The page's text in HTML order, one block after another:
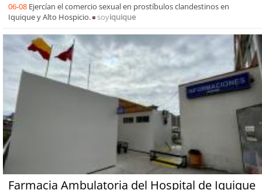
06-08 Ejercían el comercio sexual en prostíbulos clandestinos en
Iquique y Alto Hospicio.
soyiquique
Farmacia Ambulatoria del Hospital de Iquique